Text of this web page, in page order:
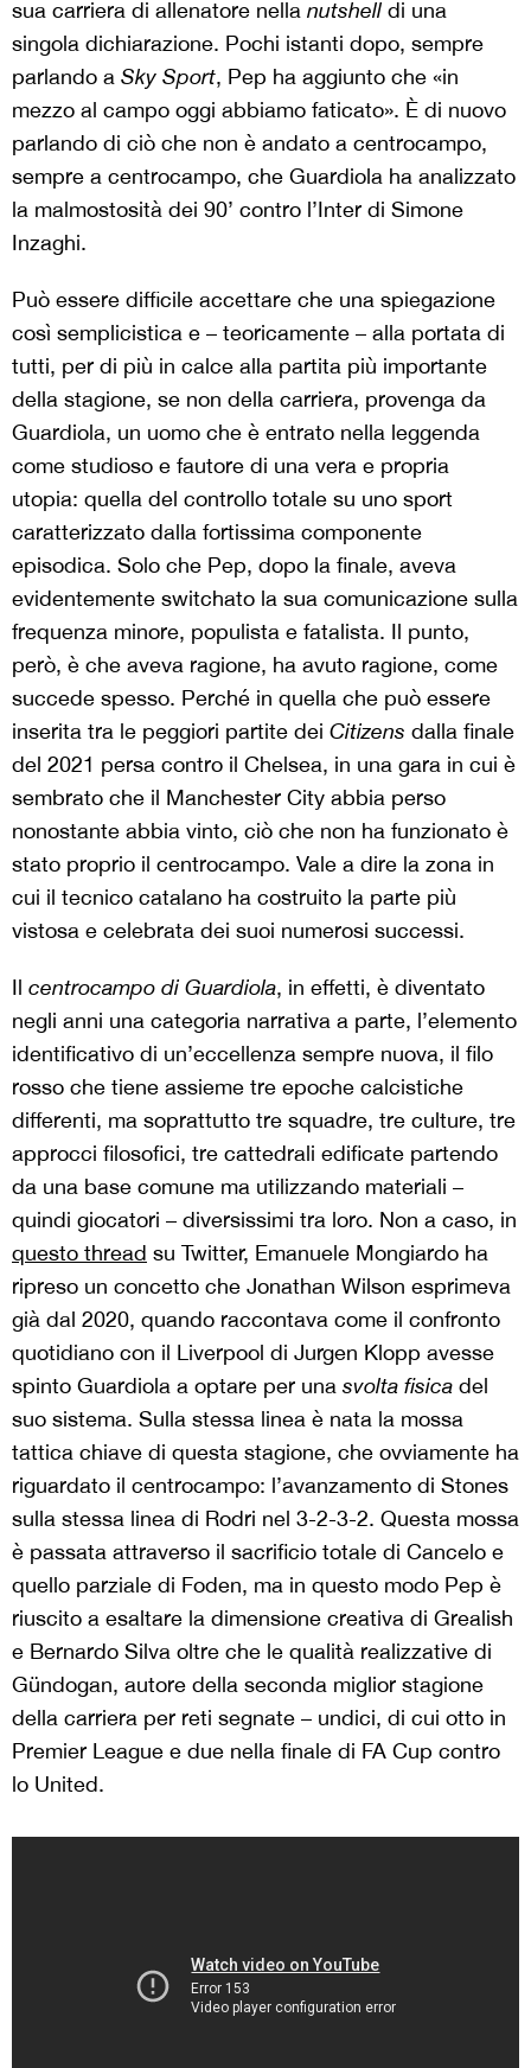
sua carriera di allenatore nella nutshell di una
singola dichiarazione. Pochi istanti dopo, sempre
parlando a Sky Sport, Pep ha aggiunto che «in
mezzo al campo oggi abbiamo faticato». È di nuovo
parlando di ciò che non è andato a centrocampo,
sempre a centrocampo, che Guardiola ha analizzato
la malmostosità dei 90’ contro l’Inter di Simone
Inzaghi.
Può essere difficile accettare che una spiegazione
così semplicistica e – teoricamente – alla portata di
tutti, per di più in calce alla partita più importante
della stagione, se non della carriera, provenga da
Guardiola, un uomo che è entrato nella leggenda
come studioso e fautore di una vera e propria
utopia: quella del controllo totale su uno sport
caratterizzato dalla fortissima componente
episodica. Solo che Pep, dopo la finale, aveva
evidentemente switchato la sua comunicazione sulla
frequenza minore, populista e fatalista. Il punto,
però, è che aveva ragione, ha avuto ragione, come
succede spesso. Perché in quella che può essere
inserita tra le peggiori partite dei Citizens dalla finale
del 2021 persa contro il Chelsea, in una gara in cui è
sembrato che il Manchester City abbia perso
nonostante abbia vinto, ciò che non ha funzionato è
stato proprio il centrocampo. Vale a dire la zona in
cui il tecnico catalano ha costruito la parte più
vistosa e celebrata dei suoi numerosi successi.
Il centrocampo di Guardiola, in effetti, è diventato
negli anni una categoria narrativa a parte, l’elemento
identificativo di un’eccellenza sempre nuova, il filo
rosso che tiene assieme tre epoche calcistiche
differenti, ma soprattutto tre squadre, tre culture, tre
approcci filosofici, tre cattedrali edificate partendo
da una base comune ma utilizzando materiali –
quindi giocatori – diversissimi tra loro. Non a caso, in
questo thread su Twitter, Emanuele Mongiardo ha
ripreso un concetto che Jonathan Wilson esprimeva
già dal 2020, quando raccontava come il confronto
quotidiano con il Liverpool di Jurgen Klopp avesse
spinto Guardiola a optare per una svolta fisica del
suo sistema. Sulla stessa linea è nata la mossa
tattica chiave di questa stagione, che ovviamente ha
riguardato il centrocampo: l’avanzamento di Stones
sulla stessa linea di Rodri nel 3-2-3-2. Questa mossa
è passata attraverso il sacrificio totale di Cancelo e
quello parziale di Foden, ma in questo modo Pep è
riuscito a esaltare la dimensione creativa di Grealish
e Bernardo Silva oltre che le qualità realizzative di
Gündogan, autore della seconda miglior stagione
della carriera per reti segnate – undici, di cui otto in
Premier League e due nella finale di FA Cup contro
lo United.